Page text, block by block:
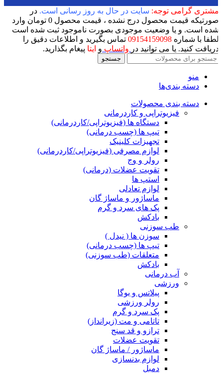
گرامی توجه: سایت در حال به روز رسانی است.در
صورتیکه قیمت محصول درج نشده ، قیمت محصول 0 تومان وارد
است. و یا وضعیت موجودی بصورت ناموجود ثبت شده است
با شماره09154159098تماس بگیرید و اطلاعات دقیق را
کنید. یا می توانید درواتساپوایتاپیغام بگذارید.
جستجو
منو
دسته بندی‌ها
دسته بندی محصولات
فیزیوتراپی و کاردرمانی
دستگاه ها (فیزیوتراپی/کاردرمانی)
تیپ ها (چسب درمانی)
تجهیزات کلینیک
لوازم مصرفی (فیزیوتراپی/کاردرمانی)
رولر و وج
تقویت عضلات (درمانی)
استپ ها
لوازم تعادلی
ماساژور و ماساژ گان
پک های سرد و گرم
بادکش
طب سوزنی
سوزن ها ( نیدل )
تیپ ها (چسب درمانی)
متعلقات (طب سوزنی)
بادکش
آب درمانی
ورزشی
پیلاتس و یوگا
رولر ورزشی
پک سرد و گرم
تاتامی و مت (زیرانداز)
ترازو و قد سنج
تقویت عضلات
ماساژور / ماساژ گان
لوازم بدنسازی
دمبل